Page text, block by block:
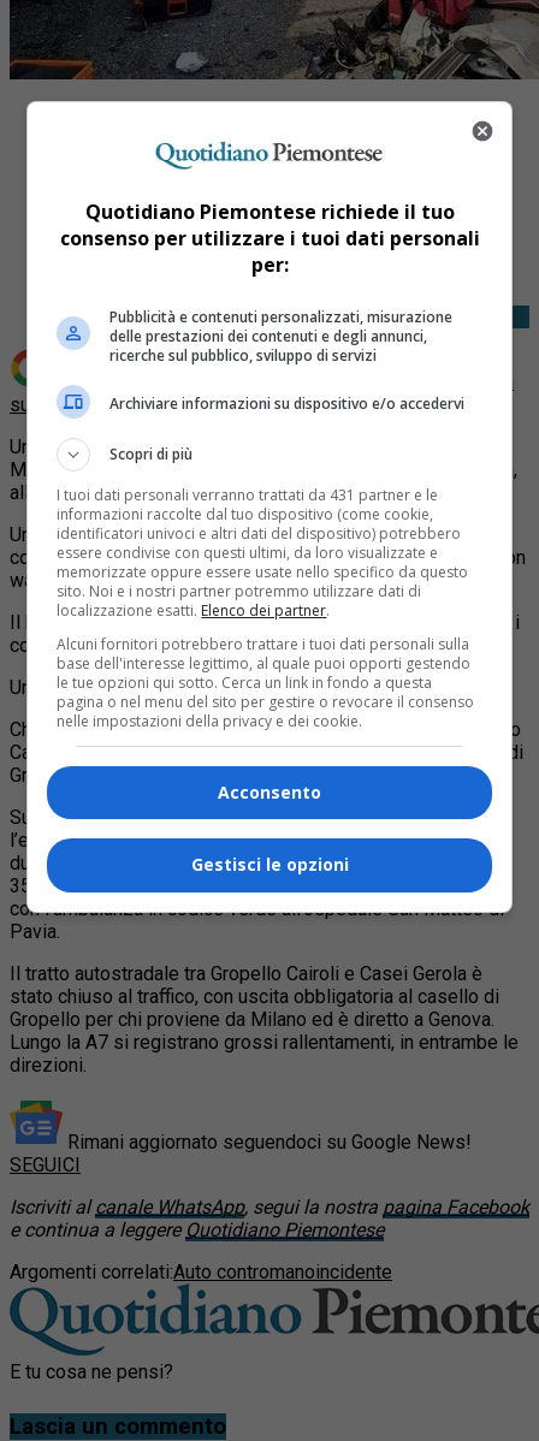
Share
Tweet
Aggiungi Quotidiano Piemontese come
Fonte preferita
su Google
Un gravissimo incidente è accaduto sull’autostrada A7
Milano-Genova tra i caselli di Gropello Cairoli e Casei Gerola,
all’altezza di Silvano Pietra.
Un automobile contromano ha deteminato un incidente
complesso con un Suv bianco contro il guard rail e una station
wagon grigia distrutta.
Il bilancio è di due morti: una donna e un uomo, e di tre feriti, i
componenti di una famiglia, papà, mamma e figlio di 4 anni.
Un bimbo di 4 anni tra i feriti.
Chiuso il tratto dell’autostrada A7 Milano-Genova tra Gropello
Cairoli e Casei Gerola (Pavia), uscita obbligatoria al casello di
Gropello per chi proviene da Milano ed è diretto a Genova
Sul posto sono intervenuti gli operatori del 118, con
l’elisoccorso arrivato da Alessandria, che hanno accertato i
due decessi e trasportato in ospedale i tre feriti: un uomo di
35 anni, la compagna di 34 e il figlio di 4 anni, accompagnati
con l’ambulanza in codice verde all’ospedale San Matteo di
Pavia.
Il tratto autostradale tra Gropello Cairoli e Casei Gerola è
stato chiuso al traffico, con uscita obbligatoria al casello di
Gropello per chi proviene da Milano ed è diretto a Genova.
Lungo la A7 si registrano grossi rallentamenti, in entrambe le
direzioni.
Rimani aggiornato seguendoci su Google News!
SEGUICI
Iscriviti alcanale WhatsApp, segui la nostra pagina Facebook
e continua a leggere Quotidiano Piemontese
Argomenti correlati:Auto contromanoincidente
E tu cosa ne pensi?
Lascia un commento
Quotidiano Piemontese richiede il tuo
consenso per utilizzare i tuoi dati personali
per:
Pubblicità e contenuti personalizzati, misurazione
delle prestazioni dei contenuti e degli annunci,
ricerche sul pubblico, sviluppo di servizi
Archiviare informazioni su dispositivo e/o accedervi
Scopri di più
I tuoi dati personali verranno trattati da 431 partner e le
informazioni raccolte dal tuo dispositivo (come cookie,
identificatori univoci e altri dati del dispositivo) potrebbero
essere condivise con questi ultimi, da loro visualizzate e
memorizzate oppure essere usate nello specifico da questo
sito. Noi e i nostri partner potremmo utilizzare dati di
localizzazione esatti. Elenco dei partner.
Alcuni fornitori potrebbero trattare i tuoi dati personali sulla
base dell'interesse legittimo, al quale puoi opporti gestendo
le tue opzioni qui sotto. Cerca un link in fondo a questa
pagina o nel menu del sito per gestire o revocare il consenso
nelle impostazioni della privacy e dei cookie.
Acconsento
Gestisci le opzioni